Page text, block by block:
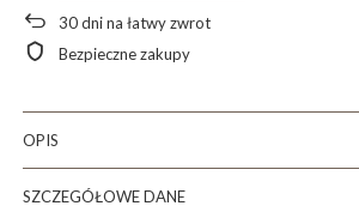
30dni na łatwy zwrot
Bezpieczne zakupy
OPIS
SZCZEGÓŁOWE DANE